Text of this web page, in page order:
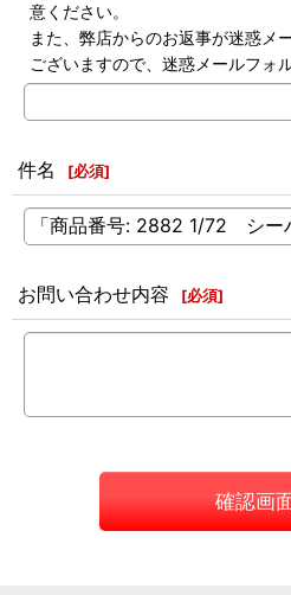
意ください。
また、弊店からのお返事が迷惑メ
ございますので、迷惑メールフォ
件名 [必須]
お問い合わせ内容 [必須]
確認画